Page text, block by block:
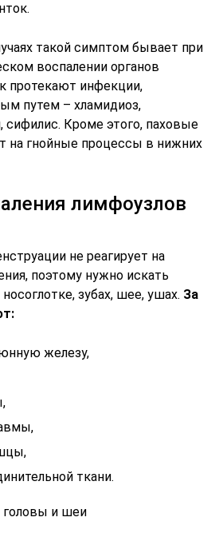
такой симптом бывает при
воспалении органов
протекают инфекции,
путем – хламидиоз,
сифилис. Кроме этого, паховые
на гнойные процессы в нижних
лимфоузлов
не реагирует на
поэтому нужно искать
зубах, шее, ушах. За
железу,
ткани.
и шеи